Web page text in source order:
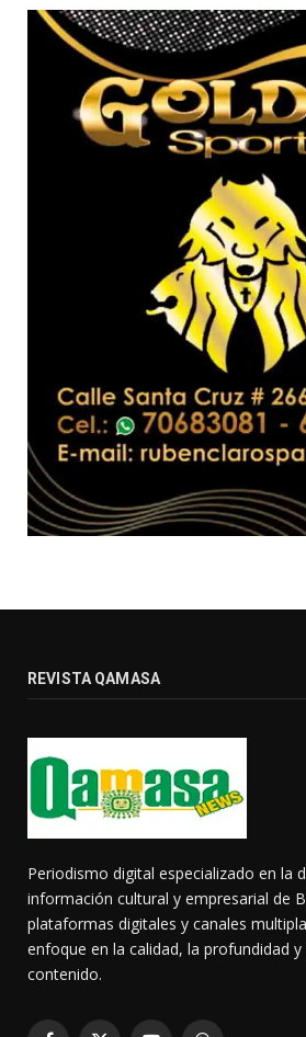
REVISTA QAMASA
Periodismo digital especializado en la
información cultural y empresarial de
plataformas digitales y canales
enfoque en la calidad, la profundidad y
contenido.